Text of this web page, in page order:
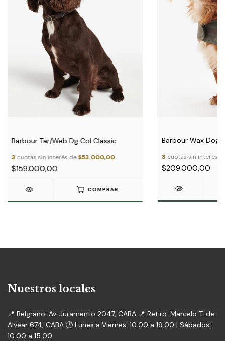
Barbour Tar/Web Dg Col Classic
3 cuotas sin interés de$53.000,00
$159.000,00
COMPRAR
Barbour Wax Dog
3 cuotas sin interés
$209.000,00
Nuestros locales
📍 Belgrano: Av. Juramento 2047, CABA 📍 Retiro: Marcelo T. de
Alvear 674, CABA 🕐 Lunes a Viernes: 10:00 a 19:00 | Sábados:
10:00 a 15:00